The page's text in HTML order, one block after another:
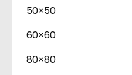
50×50
60×60
80×80